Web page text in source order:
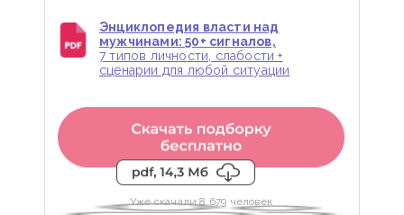
Уже скачали 8 679 человек
Энциклопедия власти над
мужчинами: 50+ сигналов,
7 типов личности, слабости +
сценарии для любой ситуации